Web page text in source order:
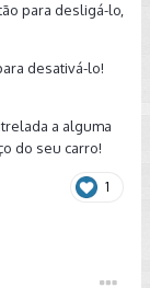
para desligá-lo,
desativá-lo!
a alguma
do seu carro!
1